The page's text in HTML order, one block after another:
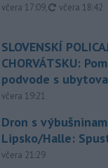
včera 17:09, aktualizované
včera 18:42
SLOVENSKÍ
CHORVÁTSKU:
podvode s
včera 19:21
Dron s
Lipsko/Halle:
včera 21:29